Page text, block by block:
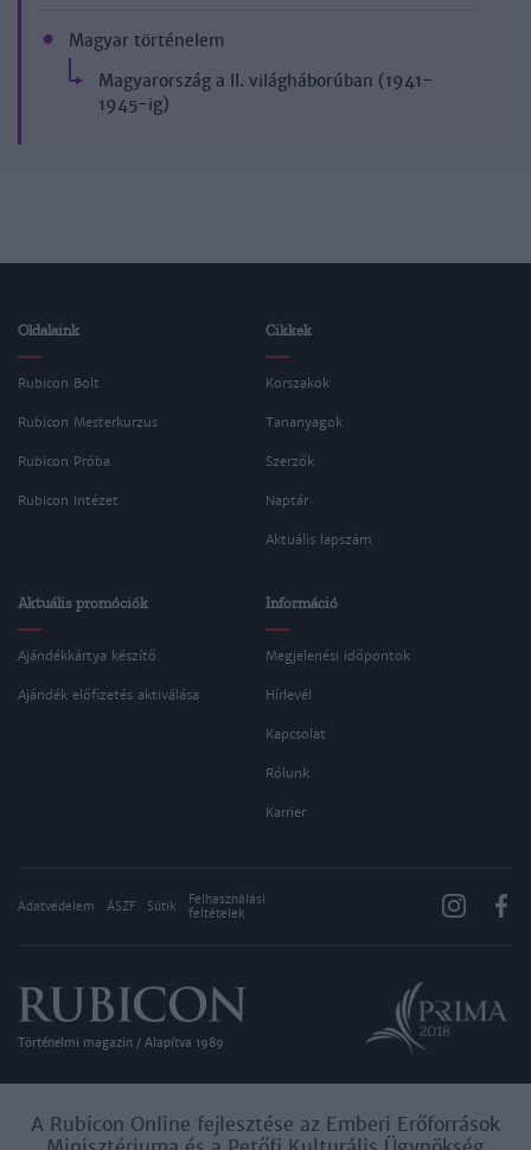
Magyar történelem
Magyarország a II. világháborúban (1941-
1945-ig)
Oldalaink
Rubicon Bolt
Rubicon Mesterkurzus
Rubicon Próba
Rubicon Intézet
Cikkek
Korszakok
Tananyagok
Szerzők
Naptár
Aktuális lapszám
Aktuális promóciók
Ajándékkártya készítő
Ajándék előfizetés aktiválása
Információ
Megjelenési időpontok
Hírlevél
Kapcsolat
Rólunk
Karrier
Adatvédelem ÁSZF Sütik
Felhasználási
feltételek
Történelmi magazin / Alapítva 1989
A Rubicon Online fejlesztése az Emberi Erőforrások